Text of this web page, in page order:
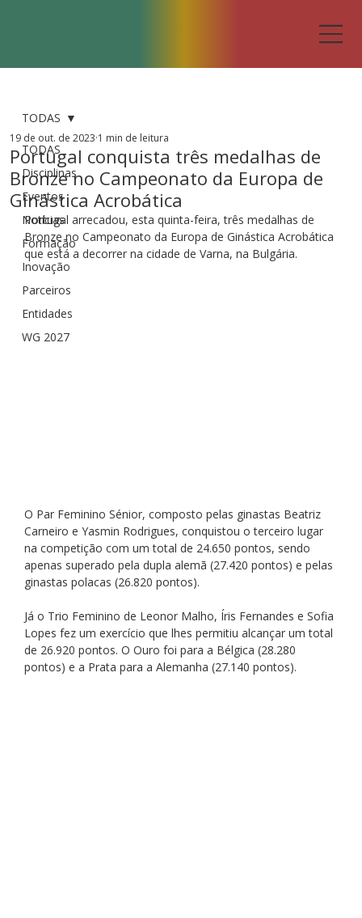
TODAS
Disciplinas
Eventos
Notícias
Formação
Inovação
Parceiros
Entidades
WG 2027
TODAS
Portugal conquista três medalhas de
Bronze no Campeonato da Europa de
Ginástica Acrobática
19 de out. de 2023 1 min de leitura
Portugal arrecadou, esta quinta-feira, três medalhas de
Bronze no Campeonato da Europa de Ginástica Acrobática
que está a decorrer na cidade de Varna, na Bulgária.
O Par Feminino Sénior, composto pelas ginastas Beatriz
Carneiro e Yasmin Rodrigues, conquistou o terceiro lugar
na competição com um total de 24.650 pontos, sendo
apenas superado pela dupla alemã (27.420 pontos) e pelas
ginastas polacas (26.820 pontos).
Já o Trio Feminino de Leonor Malho, Íris Fernandes e Sofia
Lopes fez um exercício que lhes permitiu alcançar um total
de 26.920 pontos. O Ouro foi para a Bélgica (28.280
pontos) e a Prata para a Alemanha (27.140 pontos).